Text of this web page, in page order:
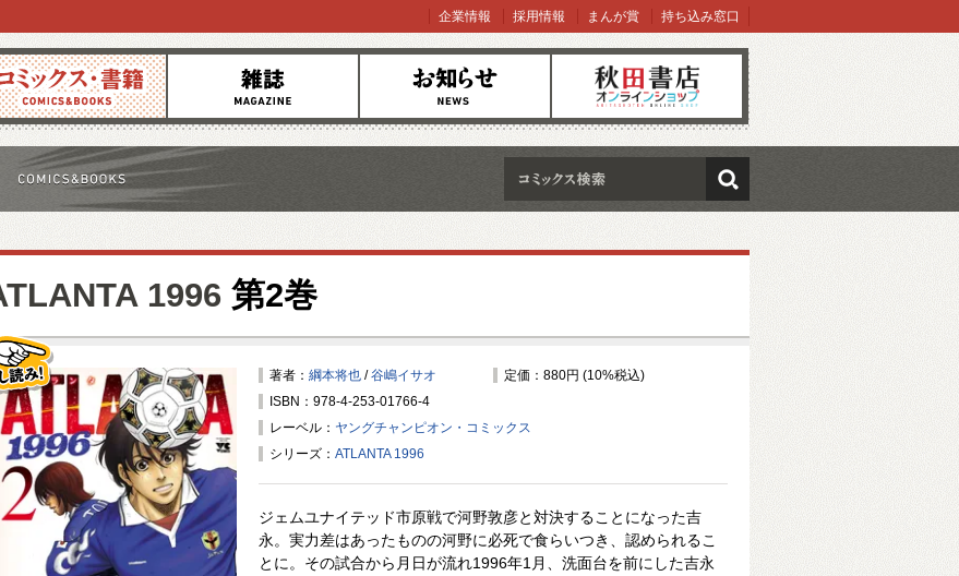
クス 雑誌 お知らせ オンラインショップ
企業情報 採用情報 まんが賞 持ち込み窓口
検索
1996 第2巻
著者： 綱本将也 /谷嶋イサオ
定価：880円 (10%税込)
ISBN：978-4-253-01766-4
レーベル： ヤングチャンピオン・コミックス
シリーズ： ATLANTA 1996
ジェムユナイテッド市原戦で河野敦彦と対決することになった吉
永。実力差はあったものの河野に必死で食らいつき、認められるこ
とに。その試合から月日が流れ1996年1月、洗面台を前にした吉永
み！